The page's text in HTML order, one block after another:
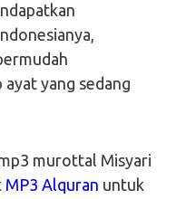
yang sedang
murottal Misyari
MP3 Alquran untuk